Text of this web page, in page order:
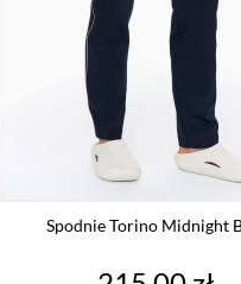
Spodnie Torino Midnight